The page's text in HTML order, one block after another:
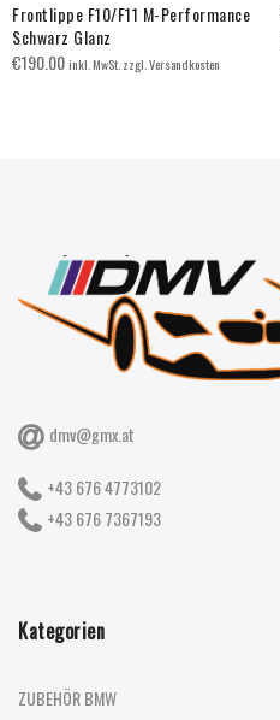
Frontlippe F10/F11 M-Performance
Schwarz Glanz
€190.00inkl. MwSt. zzgl. Versandkosten
dmv@gmx.at
+43 676 4773102
+43 676 7367193
Kategorien
ZUBEHÖR BMW